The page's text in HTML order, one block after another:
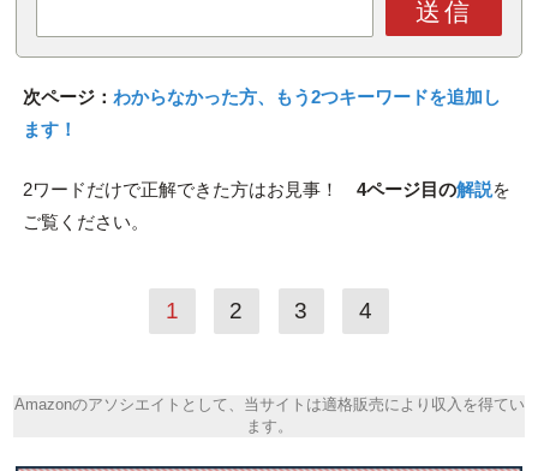
送信
次ページ： わからなかった方、もう2つキーワードを追加し
ます！
2ワードだけで正解できた方はお見事！ 4ページ目の解説を
ご覧ください。
1 2 3 4
Amazonのアソシエイトとして、当サイトは適格販売により収入を得てい
ます。